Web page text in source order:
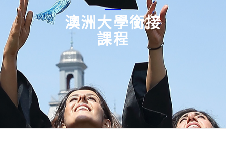
澳洲大學銜接
課程